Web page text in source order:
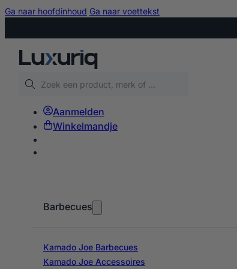
Ga naar hoofdinhoud Ga naar voettekst
Zoeken
Aanmelden
Winkelmandje
Barbecues
Kamado Joe Barbecues
Kamado Joe Accessoires